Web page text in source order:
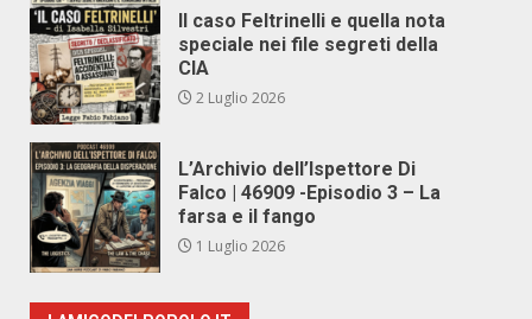
Il caso Feltrinelli e quella nota
speciale nei file segreti della
CIA
2 Luglio 2026
L’Archivio dell’Ispettore Di
Falco | 46909 -Episodio 3 – La
farsa e il fango
1 Luglio 2026